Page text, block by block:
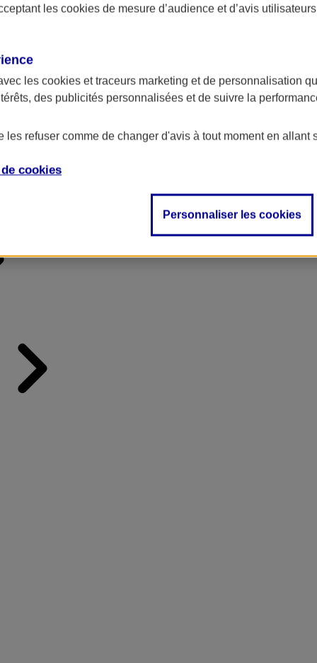
les cookies de mesure d’audience et d’avis
les cookies et traceurs marketing et de personnalisation
des publicités personnalisées et de suivre la
les refuser comme de changer d'avis à tout moment en allant
cookies
Personnaliser les cookies